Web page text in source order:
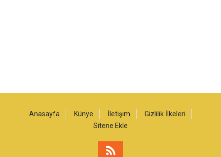
Anasayfa Künye İletişim
Gizlilik İlkeleri
Sitene Ekle